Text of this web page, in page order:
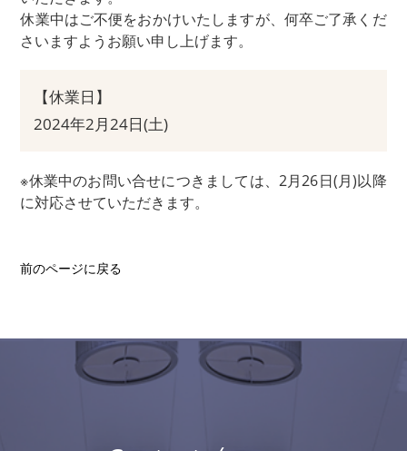
休業中はご不便をおかけいたしますが、何卒ご了承くだ
さいますようお願い申し上げます。
【休業日】
2024年2月24日(土)
※休業中のお問い合せにつきましては、2月26日(月)以降
に対応させていただきます。
前のページに戻る